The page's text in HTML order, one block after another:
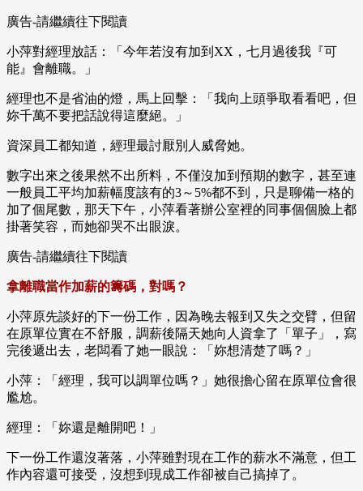
廣告-請繼續往下閱讀
小萍對經理放話：「今年若沒有加到XX，七月過後我『可
能』會離職。」
經理也不是省油的燈，馬上回擊：「我向上頭爭取看看吧，但
妳千萬不要把話說得這麼絕。」
資深員工都知道，經理最討厭別人威脅她。
數字出來之後果然不出所料，不僅沒加到預期的數字，甚至連
一般員工平均加薪幅度該有的3～5%都不到，只是聊備一格的
加了個尾數，那天下午，小萍看著辦公室裡的同事個個臉上都
掛著笑容，而她卻哭不出眼淚。
廣告-請繼續往下閱讀
拿離職當作加薪的籌碼，對嗎？
小萍原先談好的下一份工作，因為晚去報到又失之交臂，但留
在原單位實在不舒服，調薪後隔天她向人資拿了「單子」，寫
完後遞出去，老闆看了她一眼說：「妳想清楚了嗎？」
小萍：「經理，我可以調單位嗎？」她很擔心留在原單位會很
尷尬。
經理：「妳還是離開吧！」
下一份工作還沒著落，小萍雖對現在工作的薪水不滿意，但工
作內容還可接受，沒想到現成工作卻被自己搞掉了。